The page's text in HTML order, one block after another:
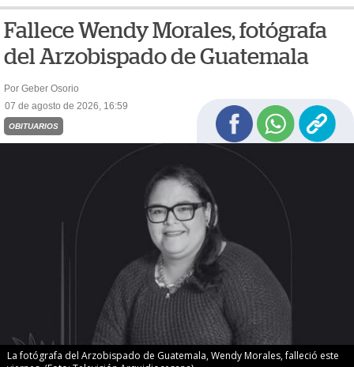
Fallece Wendy Morales, fotógrafa
del Arzobispado de Guatemala
Por Geber Osorio
07 de agosto de 2026, 16:59
OBITUARIOS
La fotógrafa del Arzobispado de Guatemala, Wendy Morales, falleció este